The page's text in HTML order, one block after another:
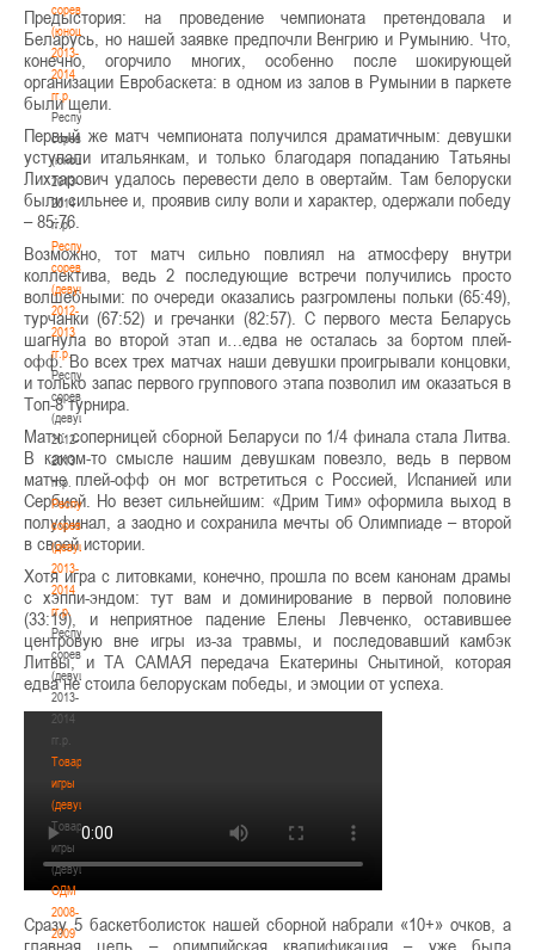
соревнования
(юноши)
2013-
2014
гг.р.
Республиканские
соревнования
(юноши)
2013-
2014
гг.р.
Республиканские
соревнования
(девушки)
2012-
2013
гг.р.
Республиканские
соревнования
(девушки)
2012-
2013
гг.р.
Республиканские
соревнования
(девушки)
2013-
2014
гг.р.
Республиканские
соревнования
(девушки)
2013-
2014
гг.р.
Товарищеские
игры
(девушки)
Товарищеские
игры
(девушки)
ОДМ
2008-
2009
Предыстория: на проведение чемпионата претендовала и
Беларусь, но нашей заявке предпочли Венгрию и Румынию. Что,
конечно, огорчило многих, особенно после шокирующей
организации Евробаскета: в одном из залов в Румынии в паркете
были щели.
Первый же матч чемпионата получился драматичным: девушки
уступали итальянкам, и только благодаря попаданию Татьяны
Лихтарович удалось перевести дело в овертайм. Там белоруски
были сильнее и, проявив силу воли и характер, одержали победу
– 85:76.
Возможно, тот матч сильно повлиял на атмосферу внутри
коллектива, ведь 2 последующие встречи получились просто
волшебными: по очереди оказались разгромлены польки (65:49),
турчанки (67:52) и гречанки (82:57). С первого места Беларусь
шагнула во второй этап и…едва не осталась за бортом плей-
офф. Во всех трех матчах наши девушки проигрывали концовки,
и только запас первого группового этапа позволил им оказаться в
Топ-8 турнира.
Матч: соперницей сборной Беларуси по 1/4 финала стала Литва.
В каком-то смысле нашим девушкам повезло, ведь в первом
матче плей-офф он мог встретиться с Россией, Испанией или
Сербией. Но везет сильнейшим: «Дрим Тим» оформила выход в
полуфинал, а заодно и сохранила мечты об Олимпиаде – второй
в своей истории.
Хотя игра с литовками, конечно, прошла по всем канонам драмы
с хэппи-эндом: тут вам и доминирование в первой половине
(33:19), и неприятное падение Елены Левченко, оставившее
центровую вне игры из-за травмы, и последовавший камбэк
Литвы, и ТА САМАЯ передача Екатерины Снытиной, которая
едва не стоила белорускам победы, и эмоции от успеха.
Сразу 5 баскетболисток нашей сборной набрали «10+» очков, а
главная цель – олимпийская квалификация – уже была